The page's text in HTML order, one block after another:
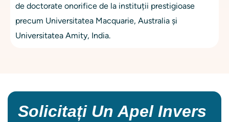
de doctorate onorifice de la instituții prestigioase
precum Universitatea Macquarie, Australia și
Universitatea Amity, India.
Solicitați Un Apel Invers